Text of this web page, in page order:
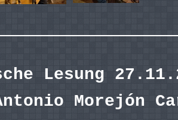
Lesung
Morejón